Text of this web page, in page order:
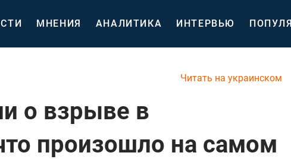
МНЕНИЯ АНАЛИТИКА ИНТЕРВЬЮ
Читать на украинском
о взрыве в
произошло на самом